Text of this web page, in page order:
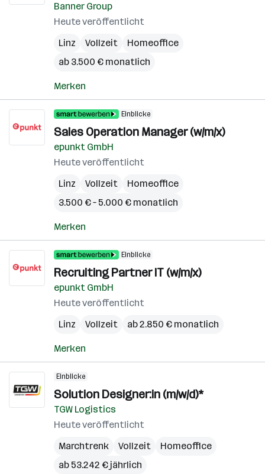
Banner Group
Heute veröffentlicht
Linz
Vollzeit
Homeoffice
ab 3.500 € monatlich
Merken
Einblicke
Sales Operation Manager (w/m/x)
epunkt GmbH
Heute veröffentlicht
Linz
Vollzeit
Homeoffice
3.500 € – 5.000 € monatlich
Merken
Einblicke
Recruiting Partner IT (w/m/x)
epunkt GmbH
Heute veröffentlicht
Linz
Vollzeit ab 2.850 € monatlich
Merken
Einblicke
Solution Designer:in (m/w/d)*
TGW Logistics
Heute veröffentlicht
Marchtrenk
Vollzeit
Homeoffice
ab 53.242 € jährlich